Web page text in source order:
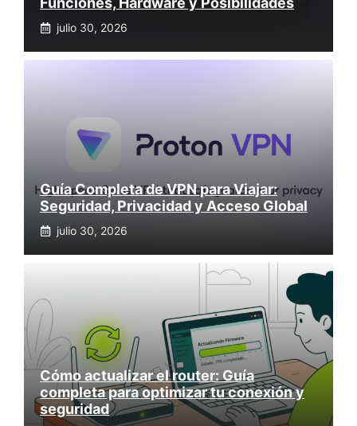
julio 30, 2026
Guía Completa de VPN para Viajar:
Seguridad, Privacidad y Acceso Global
julio 30, 2026
Cómo actualizar el router: Guía
completa para optimizar tu conexión y
seguridad